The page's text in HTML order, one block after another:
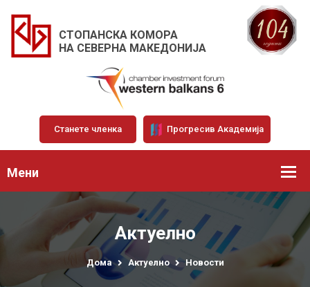
СТОПАНСКА КОМОРА
НА СЕВЕРНА МАКЕДОНИЈА
Станете членка Прогресив Академија
Мени
Актуелно
Дома Актуелно Новости